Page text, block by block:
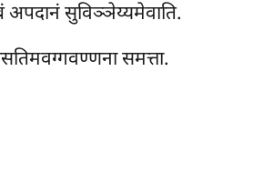
अपदानं सुविञ्ञेय्यमेवाति.
समत्ता.